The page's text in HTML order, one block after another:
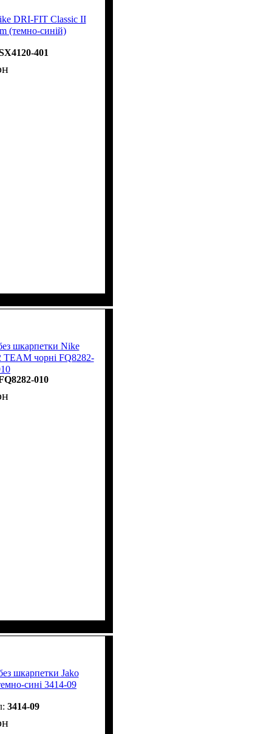
DRI-FIT Classic II
(темно-синій)
401
шкарпетки Nike
чорні FQ8282-
010
шкарпетки Jako
сині 3414-09
3414-09